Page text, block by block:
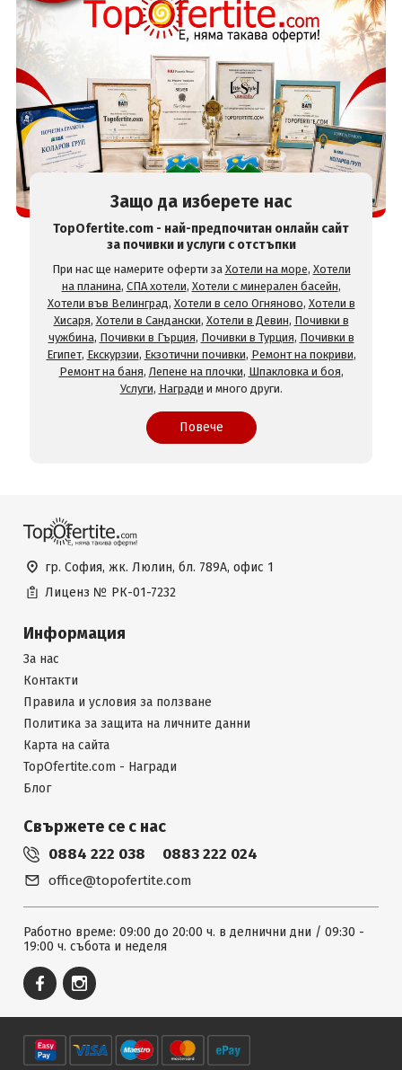
Защо да изберете нас
TopOfertite.com - най-предпочитан онлайн сайт
за почивки и услуги с отстъпки
При нас ще намерите оферти за Хотели на море, Хотели
на планина, СПА хотели, Хотели с минерален басейн,
Хотели във Велинград, Хотели в село Огняново, Хотели в
Хисаря, Хотели в Сандански, Хотели в Девин, Почивки в
чужбина, Почивки в Гърция, Почивки в Турция, Почивки в
Египет, Екскурзии, Екзотични почивки, Ремонт на покриви,
Ремонт на баня, Лепене на плочки, Шпакловка и боя,
Услуги, Награди и много други.
Повече
гр. София, жк. Люлин, бл. 789А, офис 1
Лиценз № РК-01-7232
Информация
За нас
Контакти
Правила и условия за ползване
Политика за защита на личните данни
Карта на сайта
TopOfertite.com - Награди
Блог
Свържете се с нас
0884 222 038 0883 222 024
office@topofertite.com
Работно време: 09:00 до 20:00 ч. в делнични дни / 09:30 -
19:00 ч. събота и неделя